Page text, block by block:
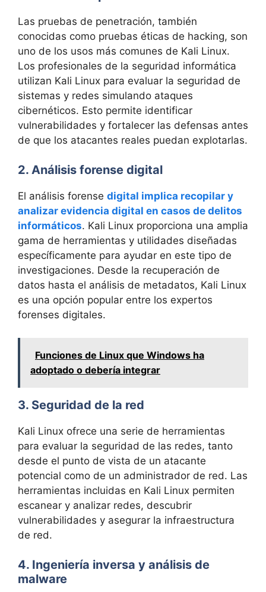
Las pruebas de penetración, también
conocidas como pruebas éticas de hacking, son
uno de los usos más comunes de Kali Linux.
Los profesionales de la seguridad informática
utilizan Kali Linux para evaluar la seguridad de
sistemas y redes simulando ataques
cibernéticos. Esto permite identificar
vulnerabilidades y fortalecer las defensas antes
de que los atacantes reales puedan explotarlas.
2. Análisis forense digital
El análisis forense digital implica recopilar y
analizar evidencia digital en casos de delitos
informáticos. Kali Linux proporciona una amplia
gama de herramientas y utilidades diseñadas
específicamente para ayudar en este tipo de
investigaciones. Desde la recuperación de
datos hasta el análisis de metadatos, Kali Linux
es una opción popular entre los expertos
forenses digitales.
Funciones de Linux que Windows ha
adoptado o debería integrar
3. Seguridad de la red
Kali Linux ofrece una serie de herramientas
para evaluar la seguridad de las redes, tanto
desde el punto de vista de un atacante
potencial como de un administrador de red. Las
herramientas incluidas en Kali Linux permiten
escanear y analizar redes, descubrir
vulnerabilidades y asegurar la infraestructura
de red.
4. Ingeniería inversa y análisis de
malware